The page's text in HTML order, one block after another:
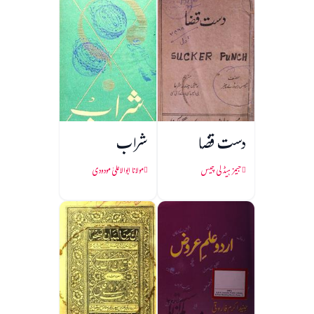
دست قضا
جیمز ہیڈلی چیس
شراب
مولانا ابوالاعلیٰ مودودی